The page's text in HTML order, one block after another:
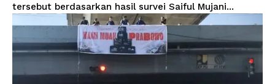
tersebut berdasarkan hasil survei Saiful Mujani...